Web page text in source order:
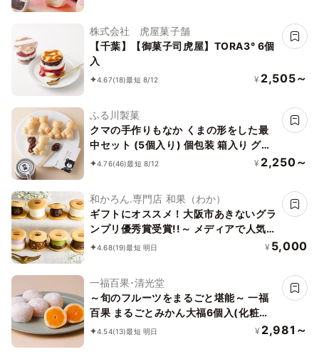
株式会社 虎屋菓子舗
【千葉】【御菓子司虎屋】TORA3° 6個
入
4.67(18)最短 8/12 ¥ 2,505～
ふる川製菓
クマの手作りもなか くまの形をした最
中セット (5個入り) 個包装 箱入り グル
テンフリー 賞味期限1ヵ月 くまもなか
4.76(46)最短 8/12 ¥ 2,250～
和かろん.専門店 和果（わか）
ギフトにオススメ！大阪市あきないグラ
ンプリ優秀賞受賞!!～ メディアで人気の
生どらやき、和スイーツ～「和かろ
4.68(19)最短 明日 ¥ 5,000
一福百果･清光堂
～旬のフルーツをまるごと堪能～ 一福
百果 まるごとみかん大福6個入(化粧箱
入り)
4.54(13)最短 明日 ¥ 2,981～